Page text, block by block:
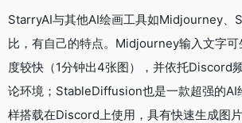
StarryAI与其他AI绘画工具如Midjourney、
比，有自己的特点。Midjourney输入文字可
度较快（1分钟出4张图），并依托Discord
论环境；StableDiffusion也是一款超强的AI
样搭载在Discord上使用，具有快速生成图